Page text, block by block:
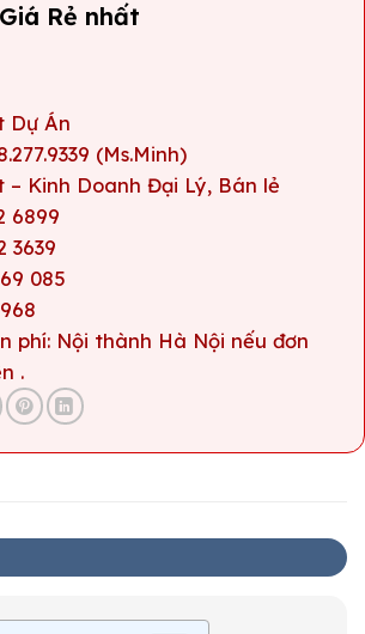
Rẻ nhất
Dự Án
(Ms.Minh)
– Kinh Doanh Đại Lý, Bán lẻ
6899
3639
085
phí: Nội thành Hà Nội nếu đơn
.